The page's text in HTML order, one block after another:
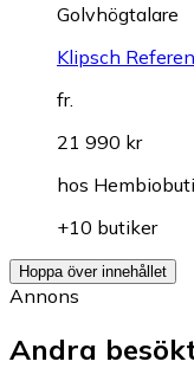
Golvhögtalare
Klipsch
fr.
21 990 kr
hos
+10 butiker
Hoppa över innehållet
Annons
Andra